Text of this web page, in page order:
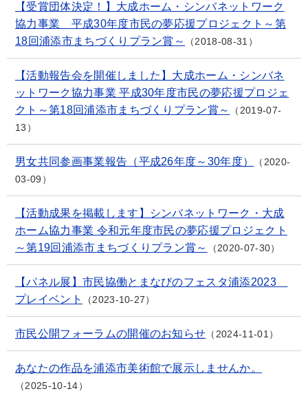
【受賞団体決定！】大成ホーム・シンバネットワーク
協力事業 平成30年度市民の夢応援プロジェクト～第
18回浦添市まちづくりプラン賞～
2018-08-31
【活動報告会を開催しました】大成ホーム・シンバネ
ットワーク協力事業 平成30年度市民の夢応援プロジェ
クト～第18回浦添市まちづくりプラン賞～
2019-07-
13
男女共同参画事業報告（平成26年度～30年度）
2020-
03-09
【活動成果を掲載します】シンバネットワーク・大成
ホーム協力事業 令和元年度市民の夢応援プロジェクト
～第19回浦添市まちづくりプラン賞～
2020-07-30
【パネル展】市民協働とまなびのフェスタ浦添2023
プレイベント
2023-10-27
市民公開フォーラムの開催のお知らせ 2024-11-01
あなたの作品を浦添市美術館で展示しませんか。
2025-10-14